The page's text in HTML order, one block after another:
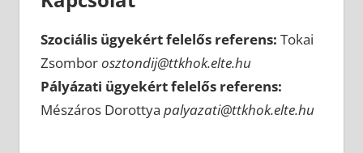
Szociális ügyekért felelős referens: Tokai
Zsomborosztondij@ttkhok.elte.hu
Pályázati ügyekért felelős referens:
Mészáros Dorottya palyazati@ttkhok.elte.hu